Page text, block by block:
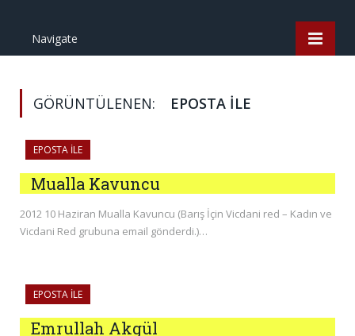
Navigate
GÖRÜNTÜLENEN: EPOSTA ILE
EPOSTA ILE
Mualla Kavuncu
2012 10 Haziran Mualla Kavuncu (Barış İçin Vicdani red – Kadın ve
Vicdani Red grubuna email gönderdi.)…
EPOSTA ILE
Emrullah Akgül